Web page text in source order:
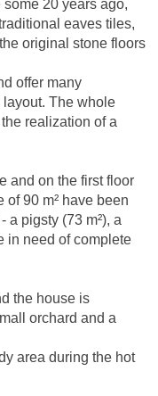
20 years ago,
eaves tiles,
original stone floors
offer many
The whole
realization of a
and on the first floor
90 m² have been
pigsty (73 m²), a
in need of complete
the house is
orchard and a
area during the hot